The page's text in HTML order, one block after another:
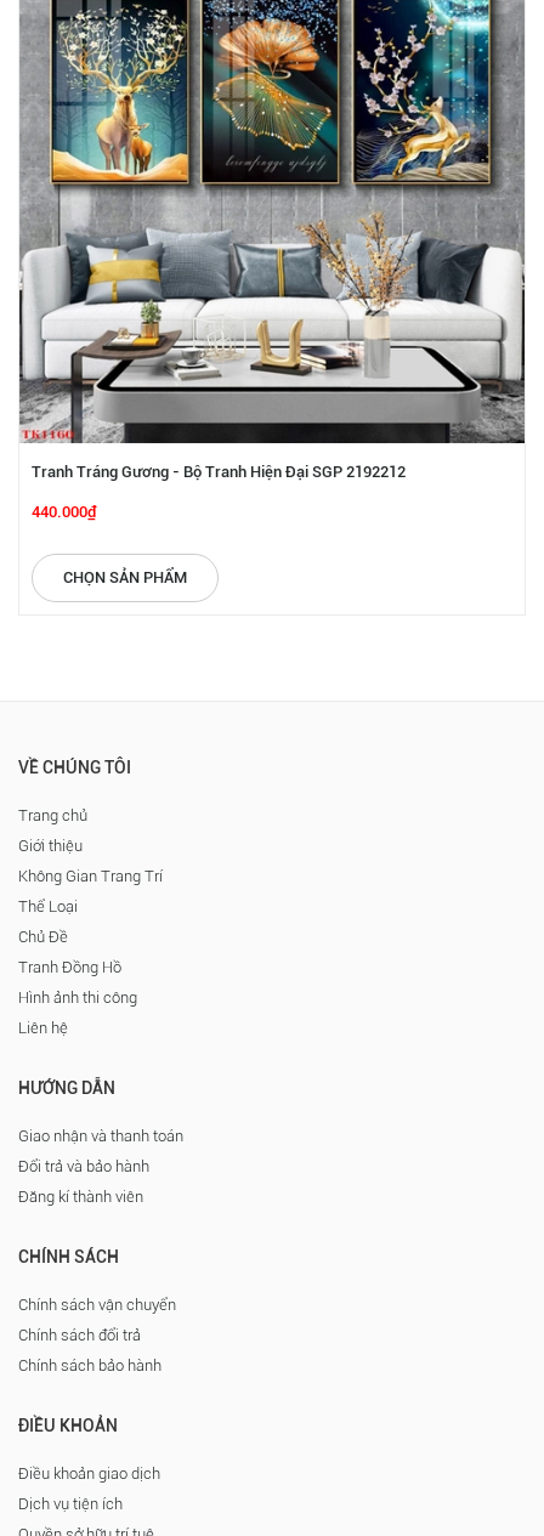
Tranh Tráng Gương - Bộ Tranh Hiện Đại SGP 2192212
440.000₫
CHỌN SẢN PHẨM
VỀ CHÚNG TÔI
Trang chủ
Giới thiệu
Không Gian Trang Trí
Thể Loại
Chủ Đề
Tranh Đồng Hồ
Hình ảnh thi công
Liên hệ
HƯỚNG DẪN
Giao nhận và thanh toán
Đổi trả và bảo hành
Đăng kí thành viên
CHÍNH SÁCH
Chính sách vận chuyển
Chính sách đổi trả
Chính sách bảo hành
ĐIỀU KHOẢN
Điều khoản giao dịch
Dịch vụ tiện ích